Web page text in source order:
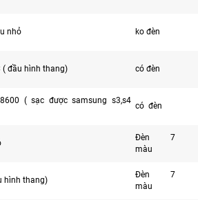
nhỏ ko đèn
( đầu hình thang) có đèn
( sạc được samsung s3,s4
có đèn
Đèn 7
màu
hình thang)
Đèn 7
màu